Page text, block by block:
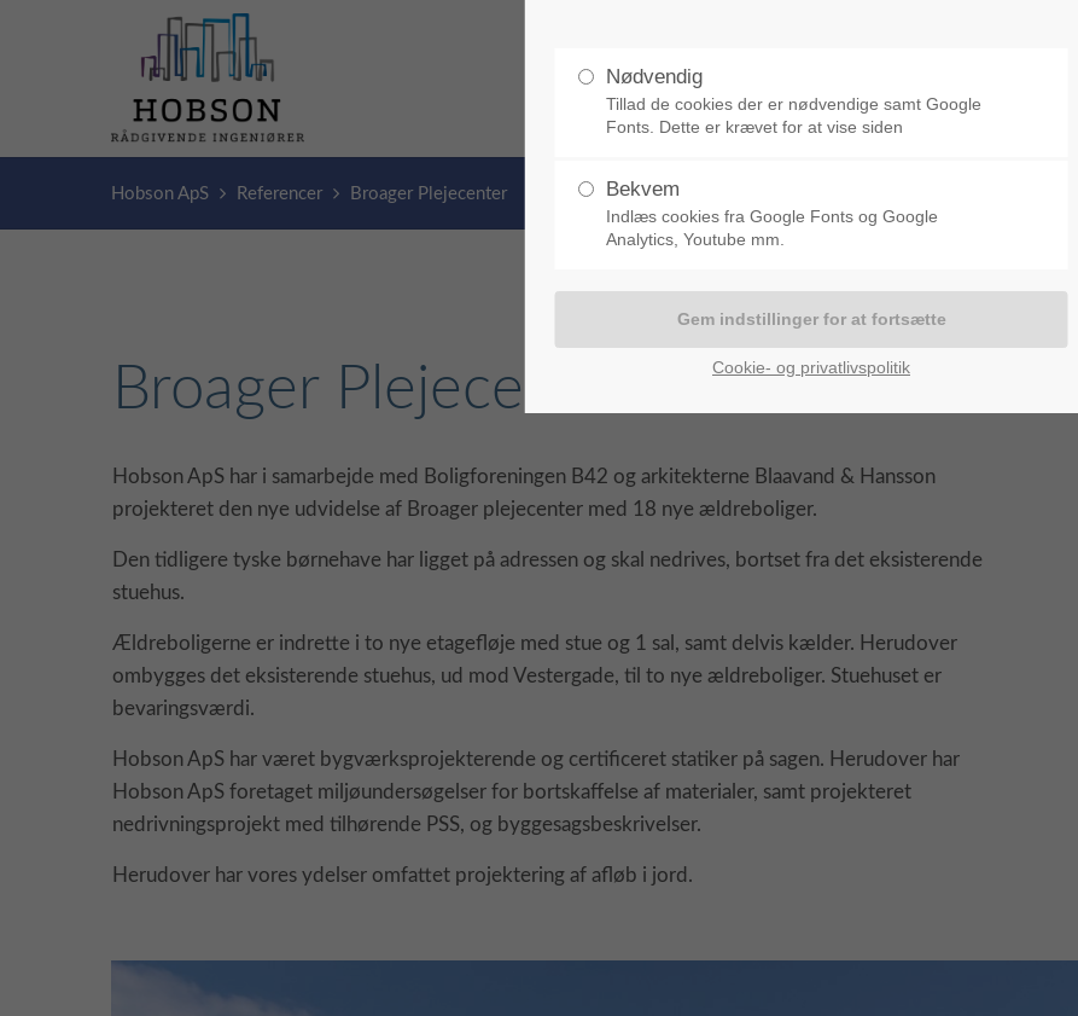
Projektering
Hobson ApS Referencer Broager Plejecenter
Broager Plejecenter
Hobson ApS har i samarbejde med Boligforeningen B42 og arkitekterne Blaavand & Hansson
projekteret den nye udvidelse af Broager plejecenter med 18 nye ældreboliger.
Den tidligere tyske børnehave har ligget på adressen og skal nedrives, bortset fra det eksisterende
stuehus.
Ældreboligerne er indrette i to nye etagefløje med stue og 1 sal, samt delvis kælder. Herudover
ombygges det eksisterende stuehus, ud mod Vestergade, til to nye ældreboliger. Stuehuset er
bevaringsværdi.
Hobson ApS har været bygværksprojekterende og certificeret statiker på sagen. Herudover har
Hobson ApS foretaget miljøundersøgelser for bortskaffelse af materialer, samt projekteret
nedrivningsprojekt med tilhørende PSS, og byggesagsbeskrivelser.
Herudover har vores ydelser omfattet projektering af afløb i jord.
Nødvendig
Tillad de cookies der er nødvendige samt Google
Fonts. Dette er krævet for at vise siden
Bekvem
Indlæs cookies fra Google Fonts og Google
Analytics, Youtube mm.
Cookie- og privatlivspolitik